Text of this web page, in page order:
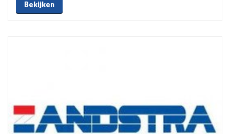
Bekijken